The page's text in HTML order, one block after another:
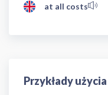
at all costs
Przykłady